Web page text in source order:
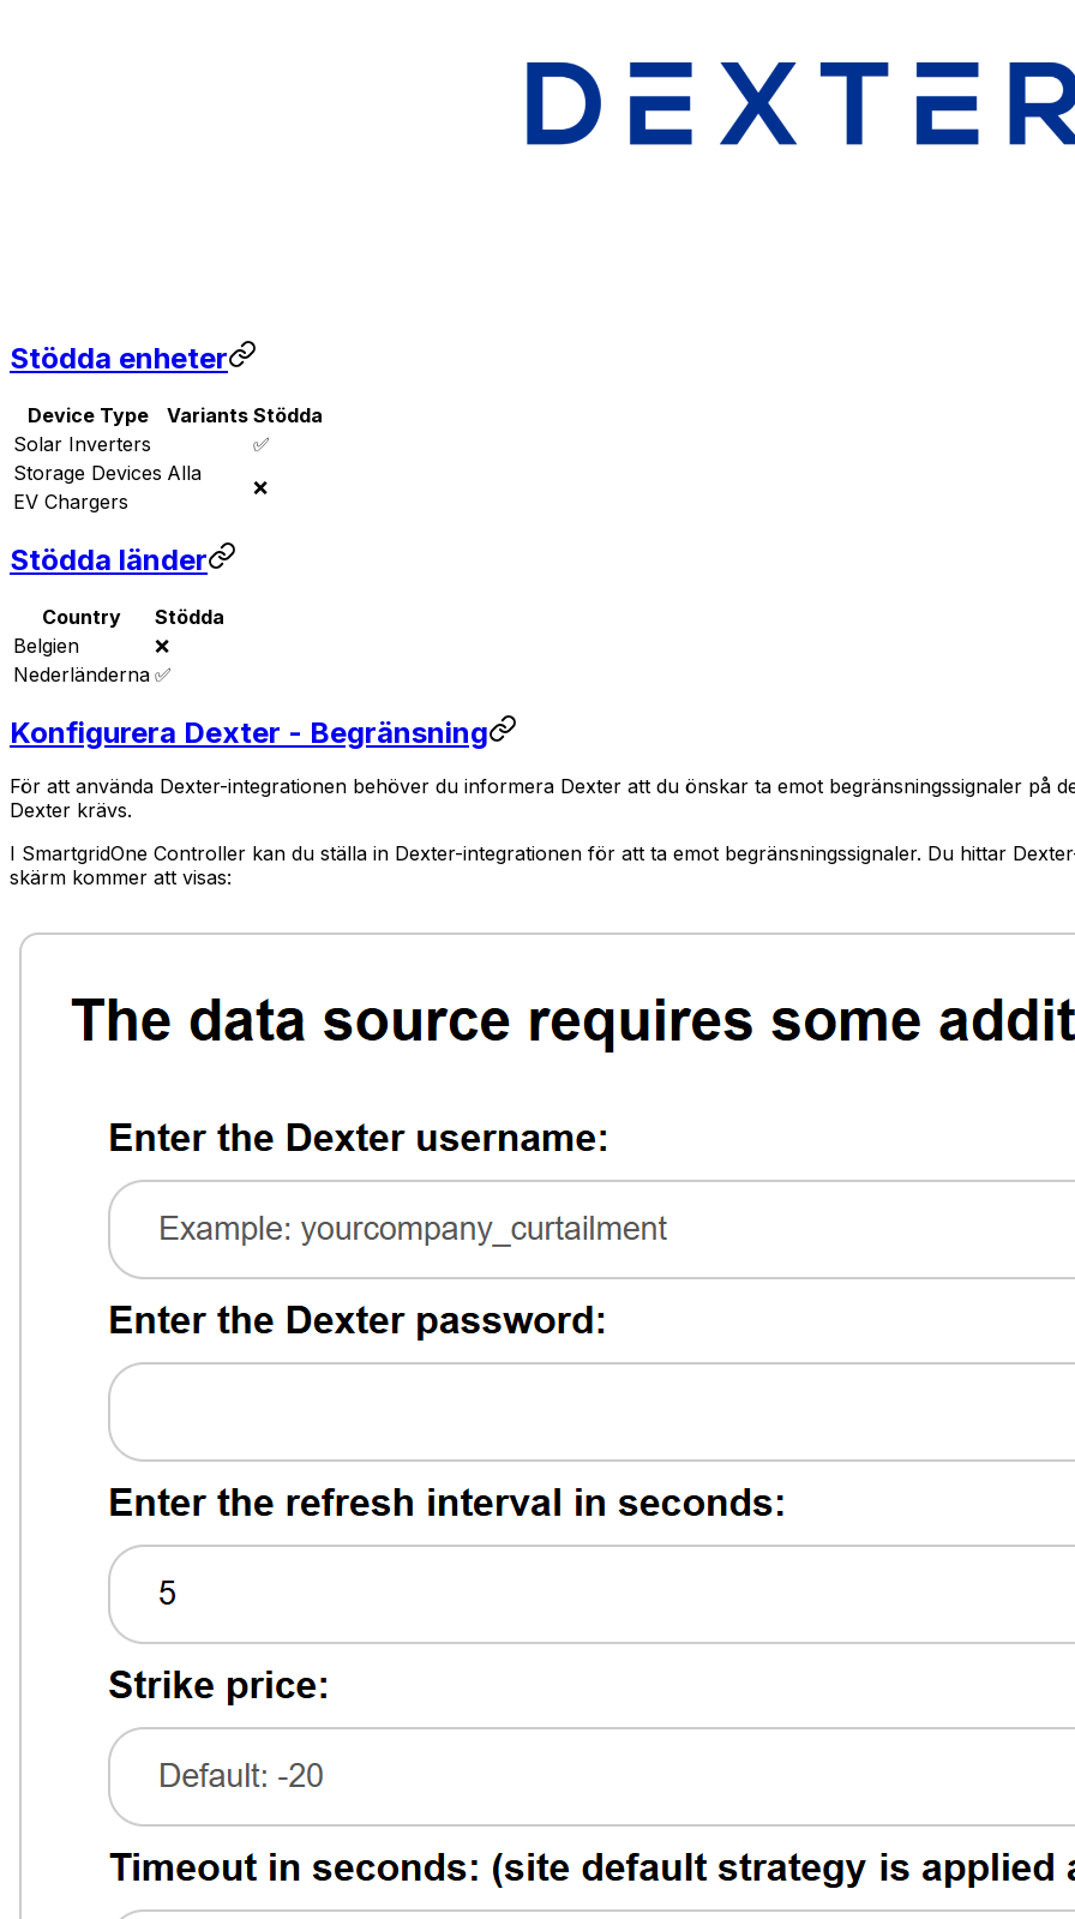
Stödda enheter
Device Type Variants Stödda
Solar Inverters
Alla
✅
Storage Devices
❌
EV Chargers
Stödda länder
Country
Stödda
Belgien
❌
Nederländerna ✅
Konfigurera Dexter - Begränsning
För att använda Dexter-integrationen behöver du informera Dexter att du önskar ta emot begränsningssignaler på
Dexter krävs.
I SmartgridOne Controller kan du ställa in Dexter-integrationen för att ta emot begränsningssignaler. Du hittar
skärm kommer att visas: